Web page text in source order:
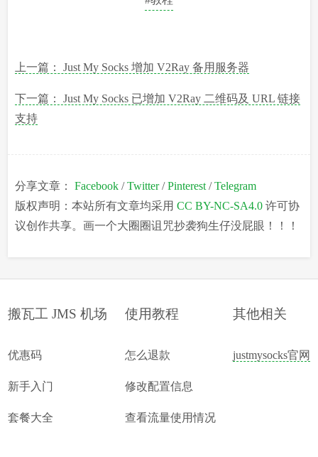
上一篇： Just My Socks 增加 V2Ray 备用服务器
下一篇： Just My Socks 已增加 V2Ray 二维码及 URL 链接
支持
分享文章：Facebook /Twitter/Pinterest/Telegram
版权声明：本站所有文章均采用CC BY-NC-SA4.0 许可协
议创作共享。画一个大圈圈诅咒抄袭狗生仔没屁眼！！！
搬瓦工 JMS 机场
优惠码
新手入门
套餐大全
使用教程
怎么退款
修改配置信息
查看流量使用情况
其他相关
justmysocks官网